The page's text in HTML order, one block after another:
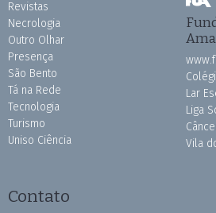
Revistas
Necrologia
Outro Olhar
Presença
São Bento
Tá na Rede
Tecnologia
Turismo
Uniso Ciência
Lar
Liga
Vila
Contato